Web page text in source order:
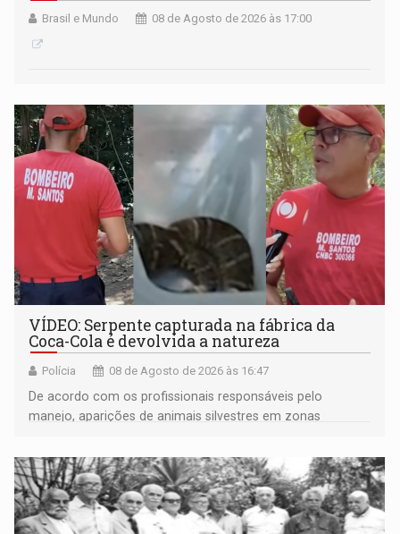
Brasil e Mundo 08 de Agosto de 2026 às 17:00
VÍDEO: Serpente capturada na fábrica da
Coca-Cola é devolvida a natureza
Polícia 08 de Agosto de 2026 às 16:47
De acordo com os profissionais responsáveis pelo
manejo, aparições de animais silvestres em zonas